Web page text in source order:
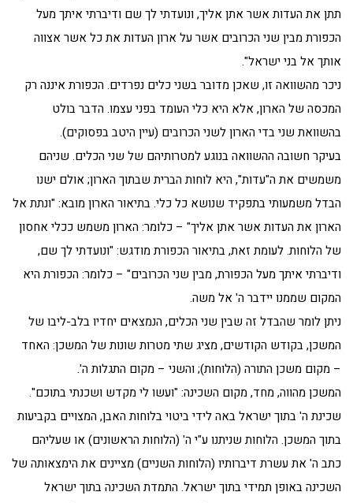
תתן את העדות אשר אתן אליך, ונועדתי לך שם ודיברתי איתך מעל
הכפורת מבין שני הכרובים אשר על ארון העדות את כל אשר אצווה
אותך אל בני ישראל".
ניכר מהשוואה זו, שאכן מדובר בשני כלים נפרדים. הכפורת איננה רק
המכסה של הארון, אלא היא כלי העומד בפני עצמו. הדבר בולט
בהשוואת שני בדי הארון לשני הכרובים (עיין היטב בפסוקים).
בעיקר חשובה ההשוואה בנוגע למטרותיהם של שני הכלים. שניהם
משמשים את ה"עדות", היא לוחות הברית שבתוך הארון; אולם ישנו
הבדל משמעותי בתפקיד שנושא כל כלי. בתיאור הארון מובא: "ונתת אל
הארון את העדות אשר אתן אליך" – כלומר: הארון משמש ככלי אחסון
של הלוחות. לעומת זאת, בתיאור הכפורת מודגש: "ונועדתי לך שם,
ודיברתי איתך מעל הכפורת, מבין שני הכרובים" – כלומר: הכפורת היא
המקום שממנו יידבר ה' אל משה.
ניתן לומר שהבדל זה שבין שני הכלים, הנמצאים יחדיו בלב-ליבו של
המשכן, בקודש הקודשים, מציג שתי מטרות שונות של המשכן: האחד
– מקום משכן התורה (הלוחות); והשני – מקום התגלות ה'.
המשכן מהווה, מחד, מקום השכינה: "ועשו לי מקדש ושכנתי בתוכם".
שכינת ה' בתוך ישראל באה לידי ביטוי בלוחות האבן, המצויים בקביעות
בתוך המשכן. הלוחות שניתנו ע"י ה' (הלוחות הראשונים) או שעליהם
כתב ה' את עשרת דיברותיו (הלוחות השניים) מציינים את הימצאותה של
השכינה באופן תמידי בתוך ישראל. התמדת השכינה בתוך ישראל